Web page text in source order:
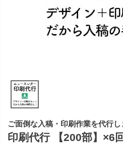
ご面倒な入稿・印刷作業を代行し
印刷代行 【200部】×6